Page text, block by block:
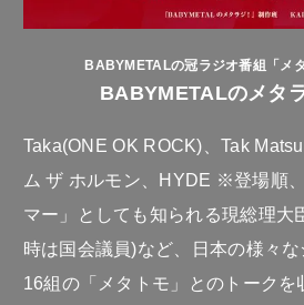
BABYMETALの冠ラジオ番組「メ
BABYMETALのメタ
Taka(ONE OK ROCK)、Tak
ム ザ ホルモン、HYDE ※登場順
マー」としても知られる現総理大
時は国会議員)など、日本の様々
16組の「メタトモ」とのトークを